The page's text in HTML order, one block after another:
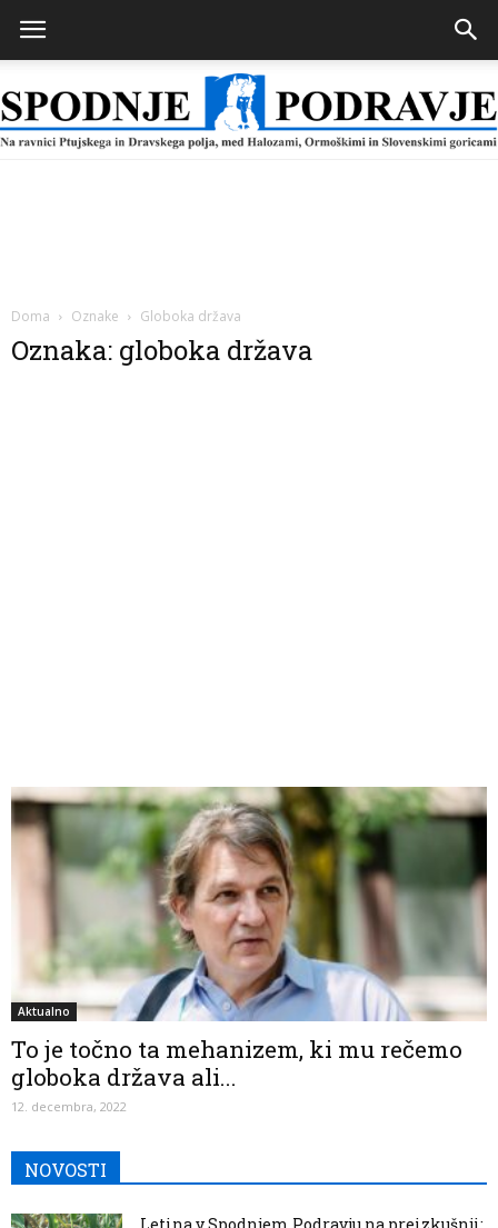
Doma Oznake Globoka država
Oznaka: globoka država
Aktualno
To je točno ta mehanizem, ki mu rečemo
globoka država ali...
12. decembra, 2022
NOVOSTI